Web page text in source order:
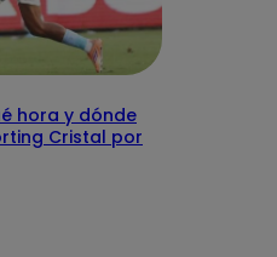
hora y dónde
Cristal por